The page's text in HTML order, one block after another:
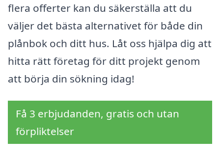
flera offerter kan du säkerställa att du
väljer det bästa alternativet för både din
plånbok och ditt hus. Låt oss hjälpa dig att
hitta rätt företag för ditt projekt genom
att börja din sökning idag!
Få 3 erbjudanden, gratis och utan
förpliktelser